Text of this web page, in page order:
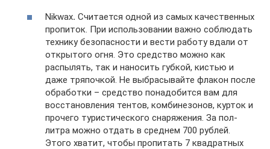
Nikwax. Считается одной из самых качественных
пропиток. При использовании важно соблюдать
технику безопасности и вести работу вдали от
открытого огня. Это средство можно как
распылять, так и наносить губкой, кистью и
даже тряпочкой. Не выбрасывайте флакон после
обработки – средство понадобится вам для
восстановления тентов, комбинезонов, курток и
прочего туристического снаряжения. За пол-
литра можно отдать в среднем 700 рублей.
Этого хватит, чтобы пропитать 7 квадратных